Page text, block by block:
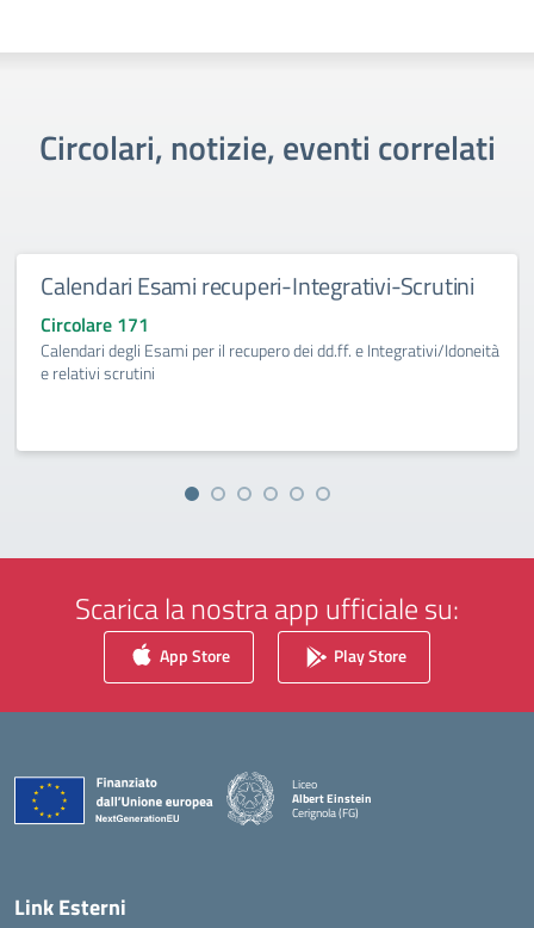
Circolari, notizie, eventi correlati
Calendari Esami recuperi-Integrativi-Scrutini
Circolare 171
Calendari degli Esami per il recupero dei dd.ff. e Integrativi/Idoneità
e relativi scrutini
Scarica la nostra app ufficiale su:
App Store Play Store
Liceo
Albert Einstein
Cerignola (FG)
— Visita la pagina iniziale della scuola
Link Esterni